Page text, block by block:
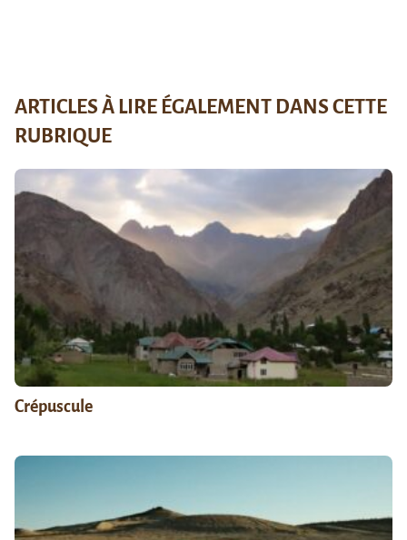
ARTICLES À LIRE ÉGALEMENT DANS CETTE
RUBRIQUE
Crépuscule